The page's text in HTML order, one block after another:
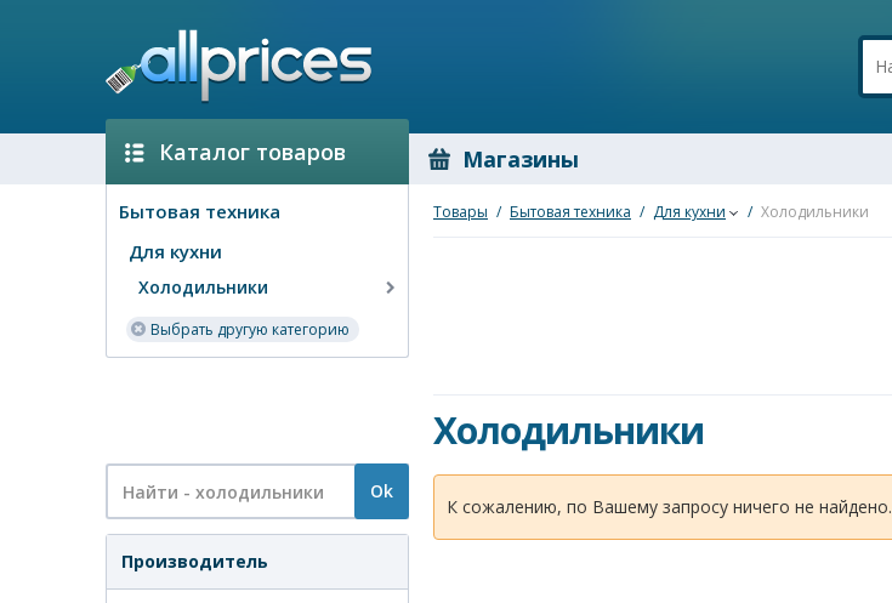
Каталог товаров Магазины
Бытовая техника
Для кухни
Холодильники
Выбрать другую категорию
Ok
Производитель
Товары / Бытовая техника / Для кухни / Холодильники
Холодильники
К сожалению, по Вашему запросу ничего не найдено.